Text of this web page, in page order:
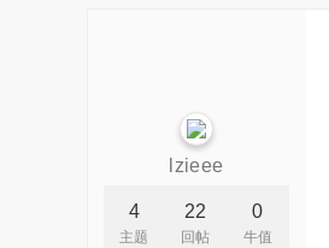
lzieee
4
主题
22
回帖
0
牛值